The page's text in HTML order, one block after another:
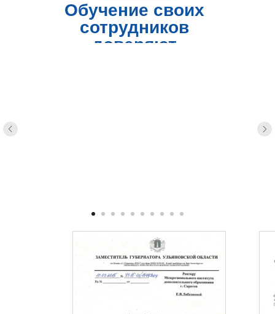
Обучение своих
сотрудников
доверяют